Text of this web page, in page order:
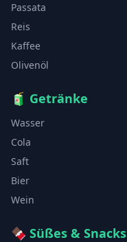
Passata
Reis
Kaffee
Olivenöl
🧃 Getränke
Wasser
Cola
Saft
Bier
Wein
🍫 Süßes & Snacks